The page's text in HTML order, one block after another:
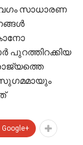
സാധാരണ
പുറത്തിറക്കിയ
സുഗമമായും
Google+